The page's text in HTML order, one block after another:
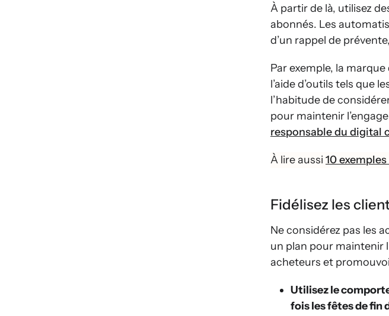
À partir de là, utilisez
abonnés. Les
d’un rappel de
Par exemple, la
l’aide d’outils tels que
l’habitude de
pour maintenir
responsable du digital
À lire aussi 10
Fidélisez les
Ne considérez pas les
un plan pour maintenir
acheteurs et
Utilisez le
fois les fêtes de fin